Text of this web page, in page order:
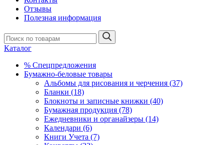
Отзывы
Полезная информация
Каталог
% Спецпредложения
Бумажно-беловые товары
Альбомы для рисования и черчения (37)
Бланки (18)
Блокноты и записные книжки (40)
Бумажная продукция (78)
Ежедневники и органайзеры (14)
Календари (6)
Книги Учета (7)